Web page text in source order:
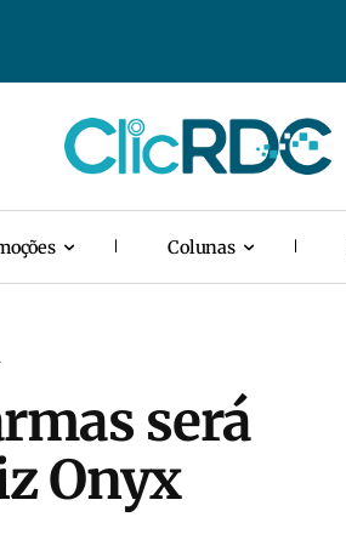
Colunas
será
Onyx